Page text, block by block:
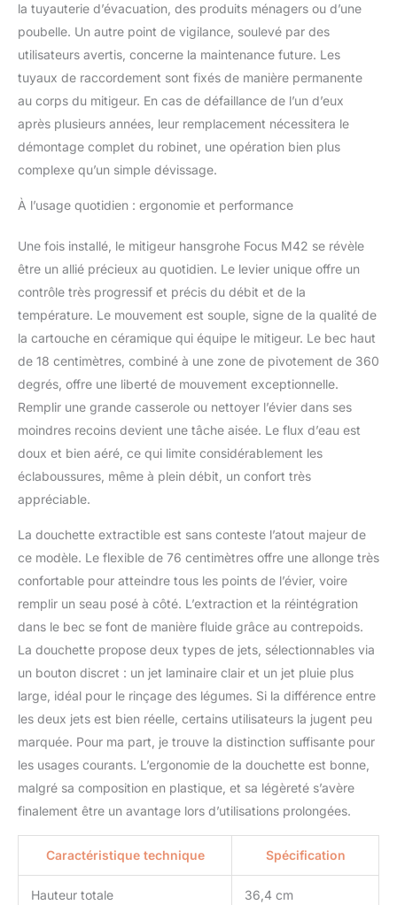
la tuyauterie d’évacuation, des produits ménagers ou d’une
poubelle. Un autre point de vigilance, soulevé par des
utilisateurs avertis, concerne la maintenance future. Les
tuyaux de raccordement sont fixés de manière permanente
au corps du mitigeur. En cas de défaillance de l’un d’eux
après plusieurs années, leur remplacement nécessitera le
démontage complet du robinet, une opération bien plus
complexe qu’un simple dévissage.
À l’usage quotidien : ergonomie et performance
Une fois installé, le mitigeur hansgrohe Focus M42 se révèle
être un allié précieux au quotidien. Le levier unique offre un
contrôle très progressif et précis du débit et de la
température. Le mouvement est souple, signe de la qualité de
la cartouche en céramique qui équipe le mitigeur. Le bec haut
de 18 centimètres, combiné à une zone de pivotement de 360
degrés, offre une liberté de mouvement exceptionnelle.
Remplir une grande casserole ou nettoyer l’évier dans ses
moindres recoins devient une tâche aisée. Le flux d’eau est
doux et bien aéré, ce qui limite considérablement les
éclaboussures, même à plein débit, un confort très
appréciable.
La douchette extractible est sans conteste l’atout majeur de
ce modèle. Le flexible de 76 centimètres offre une allonge très
confortable pour atteindre tous les points de l’évier, voire
remplir un seau posé à côté. L’extraction et la réintégration
dans le bec se font de manière fluide grâce au contrepoids.
La douchette propose deux types de jets, sélectionnables via
un bouton discret : un jet laminaire clair et un jet pluie plus
large, idéal pour le rinçage des légumes. Si la différence entre
les deux jets est bien réelle, certains utilisateurs la jugent peu
marquée. Pour ma part, je trouve la distinction suffisante pour
les usages courants. L’ergonomie de la douchette est bonne,
malgré sa composition en plastique, et sa légèreté s’avère
finalement être un avantage lors d’utilisations prolongées.
Caractéristique technique Spécification
Hauteur totale 36,4 cm